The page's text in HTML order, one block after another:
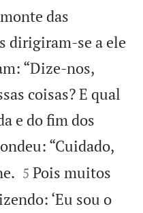
das
dirigiram-se a ele
“Dize-nos,
coisas? E qual
e do fim dos
“Cuidado,


5 Pois muitos
‘Eu sou o